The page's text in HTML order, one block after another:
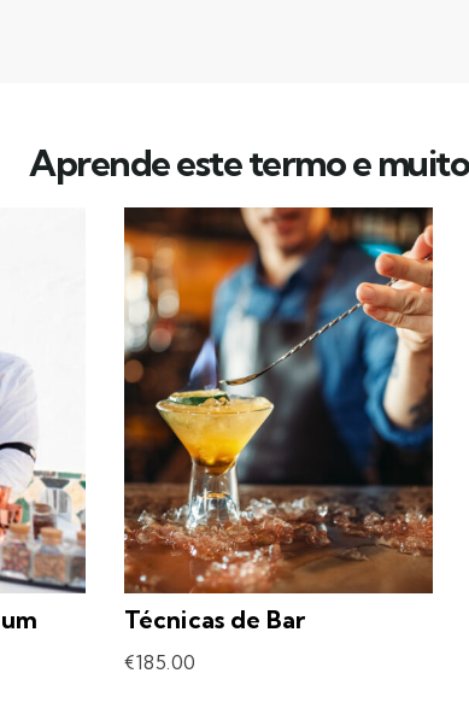
Aprende este termo e muito
Técnicas de Bar
€185.00